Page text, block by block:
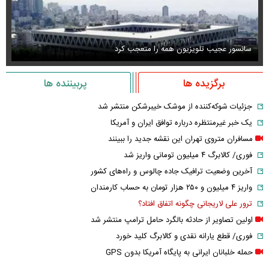
سانسور عجیب تلویزیون همه را متعجب کرد
برگزیده ها پربیننده ها
جزئیات شوکه‌کننده از موشک خیبرشکن منتشر شد
یک خبر غیرمنتظره درباره توافق ایران و آمریکا
مسافران متروی تهران این نقشه جدید را ببینند
فوری/ کالابرگ ۴ میلیون تومانی واریز شد
آخرین وضعیت ترافیک جاده چالوس و راه‌های کشور
واریز ۴ میلیون و ۲۵۰ هزار تومان به حساب کارمندان
ترور علی لاریجانی چگونه اتفاق افتاد؟
اولین تصاویر از حادثه بالگرد حامل ترامپ منتشر شد
فوری/ قطع یارانه نقدی و کالابرگ کلید خورد
حمله خلبانان ایرانی به پایگاه آمریکا بدون GPS